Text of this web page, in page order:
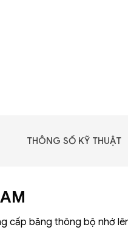
THÔNG SỐ KỸ THUẬT
cấp băng thông bộ nhớ